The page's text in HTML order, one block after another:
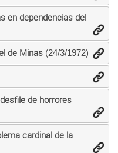
en dependencias del
de Minas(24/3/1972)
de horrores
cardinal de la